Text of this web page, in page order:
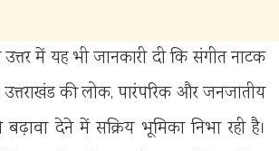
उत्तर में यह भी जानकारी दी कि संगीत नाटक
की लोक, पारंपरिक और जनजातीय
देने में सक्रिय भूमिका निभा रही है।